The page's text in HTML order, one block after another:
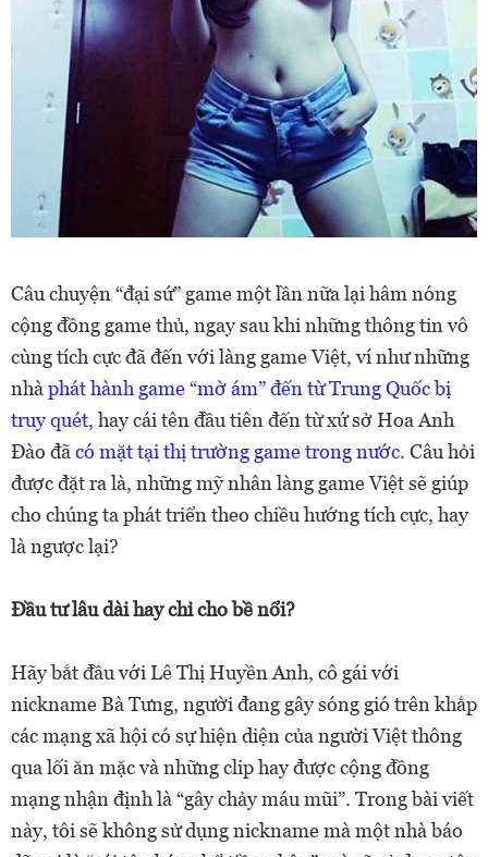
Câu chuyện “đại sứ” game một lần nữa lại hâm nóng
cộng đồng game thủ, ngay sau khi những thông tin vô
cùng tích cực đã đến với làng game Việt, ví như những
nhà phát hành game “mờ ám” đến từ Trung Quốc bị
truy quét, hay cái tên đầu tiên đến từ xứ sở Hoa Anh
Đào đã có mặt tại thị trường game trong nước. Câu hỏi
được đặt ra là, những mỹ nhân làng game Việt sẽ giúp
cho chúng ta phát triển theo chiều hướng tích cực, hay
là ngược lại?
Đầu tư lâu dài hay chỉ cho bề nổi?
Hãy bắt đầu với Lê Thị Huyền Anh, cô gái với
nickname Bà Tưng, người đang gây sóng gió trên khắp
các mạng xã hội có sự hiện diện của người Việt thông
qua lối ăn mặc và những clip hay được cộng đồng
mạng nhận định là “gây chảy máu mũi”. Trong bài viết
này, tôi sẽ không sử dụng nickname mà một nhà báo